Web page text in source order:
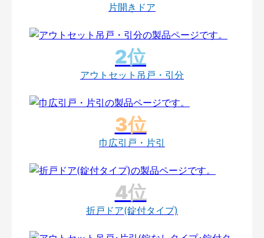
片開きドア
アウトセット吊戸・引分
巾広引戸・片引
折戸ドア(錠付タイプ)